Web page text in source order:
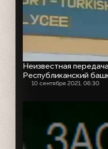
Неизвестная
Республиканский
10 сентября 2021, 06:30